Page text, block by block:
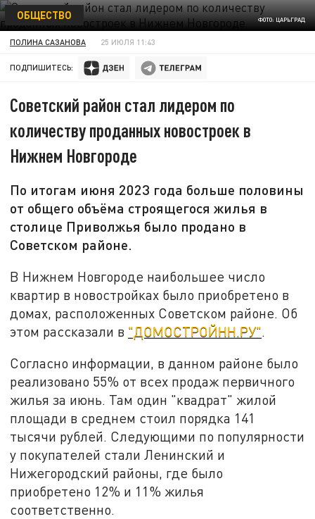
ФОТО: ЦАРЬГРАД
ОБЩЕСТВО
ПОЛИНА САЗАНОВА 25 ИЮЛЯ 11:43
ПОДПИШИТЕСЬ:
Советский район стал лидером по
количеству проданных новостроек в
Нижнем Новгороде
По итогам июня 2023 года больше половины
от общего объёма строящегося жилья в
столице Приволжья было продано в
Советском районе.
В Нижнем Новгороде наибольшее число
квартир в новостройках было приобретено в
домах, расположенных Советском районе. Об
этом рассказали в "ДОМОСТРОЙНН.РУ".
Согласно информации, в данном районе было
реализовано 55% от всех продаж первичного
жилья за июнь. Там один "квадрат" жилой
площади в среднем стоил порядка 141
тысячи рублей. Следующими по популярности
у покупателей стали Ленинский и
Нижегородский районы, где было
приобретено 12% и 11% жилья
соответственно.